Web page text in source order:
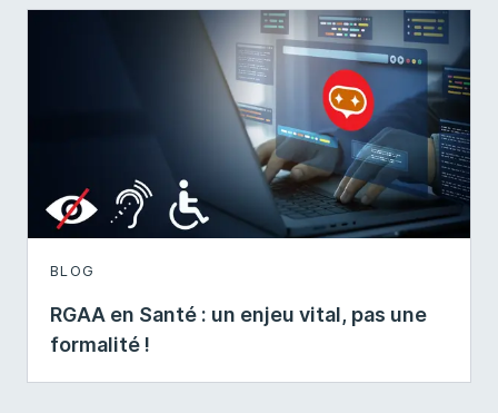
BLOG
RGAA en Santé : un enjeu vital, pas une
formalité !